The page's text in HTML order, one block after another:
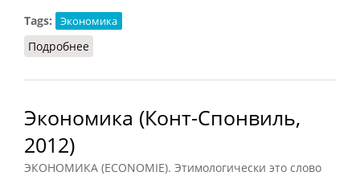
Tags:
Экономика
Подробнее
Экономика (Конт-Спонвиль,
2012)
ЭКОНОМИКА (ECONOMIE). Этимологически это слово